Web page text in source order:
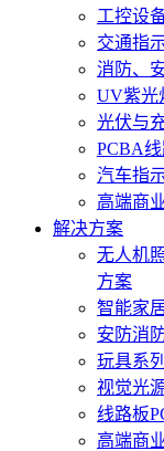
工控设
交通指
消防、
UV紫光
光伏与
PCBA
汽车指
高端商
解决方案
无人机
方案
智能家
安防消
玩具系
视觉光
线路板
高端商